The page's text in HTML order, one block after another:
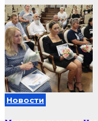
Новости